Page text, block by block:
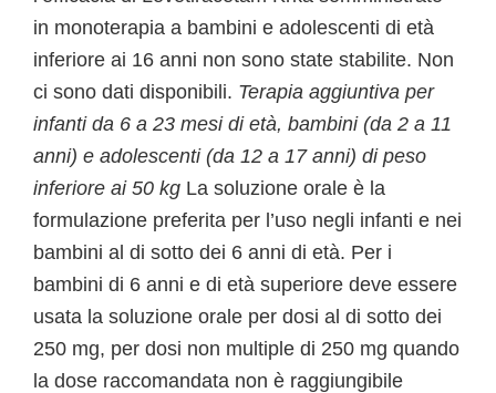
in monoterapia a bambini e adolescenti di età
inferiore ai 16 anni non sono state stabilite. Non
ci sono dati disponibili. Terapia aggiuntiva per
infanti da 6 a 23 mesi di età, bambini (da 2 a 11
anni) e adolescenti (da 12 a 17 anni) di peso
inferiore ai 50 kg La soluzione orale è la
formulazione preferita per l’uso negli infanti e nei
bambini al di sotto dei 6 anni di età. Per i
bambini di 6 anni e di età superiore deve essere
usata la soluzione orale per dosi al di sotto dei
250 mg, per dosi non multiple di 250 mg quando
la dose raccomandata non è raggiungibile